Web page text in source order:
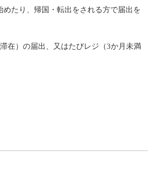
たり、帰国・転出をされる方で届出を
在）の届出、又はたびレジ（3か月未満